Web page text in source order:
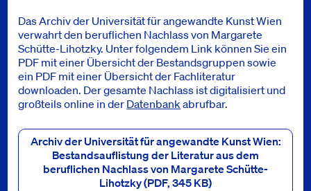
Das Archiv der Universität für angewandte Kunst Wien
verwahrt den beruflichen Nachlass von Margarete
Schütte-Lihotzky. Unter folgendem Link können Sie ein
PDF mit einer Übersicht der Bestandsgruppen sowie
ein PDF mit einer Übersicht der Fachliteratur
downloaden. Der gesamte Nachlass ist digitalisiert und
großteils online in der Datenbankabrufbar.
Archiv der Universität für angewandte Kunst Wien:
Bestandsauflistung der Literatur aus dem
beruflichen Nachlass von Margarete Schütte-
Lihotzky(PDF, 345 KB)